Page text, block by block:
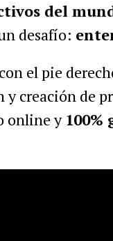
del
desafío:
con el pie
creación de
online y